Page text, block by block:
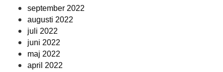
september 2022
augusti 2022
juli 2022
juni 2022
maj 2022
april 2022